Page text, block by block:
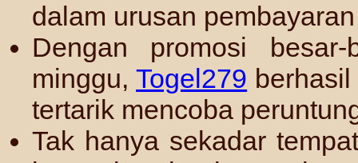
dalam urusan
Dengan promosi
minggu,Togel279
tertarik mencoba
Tak hanya sekadar